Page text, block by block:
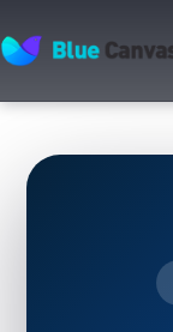
BLUECANVAS